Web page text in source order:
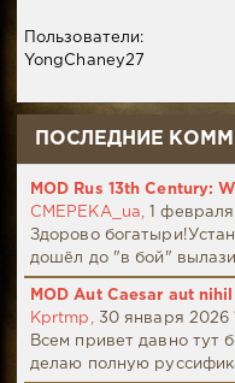
Пользователи:
YongChaney27
ПОСЛЕДНИЕ
MOD Rus 13th Century:
CMEPEKA_ua,
1
Здорово
дошёл до "в бой"
MOD Aut Caesar aut nihil
Kprtmp,
30 января 2026
Всем привет давно тут
делаю полную